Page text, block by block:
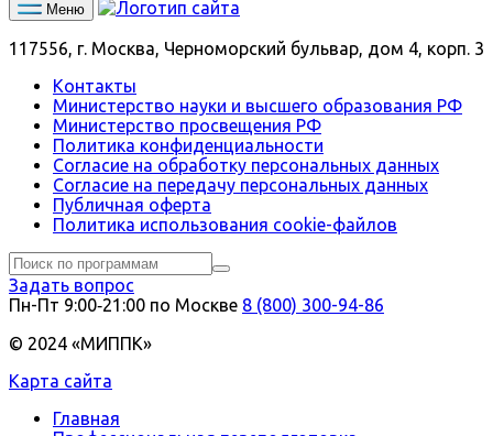
Меню
117556, г. Москва, Черноморский бульвар, дом 4, корп. 3
Контакты
Министерство науки и высшего образования РФ
Министерство просвещения РФ
Политика конфиденциальности
Согласие на обработку персональных данных
Согласие на передачу персональных данных
Публичная оферта
Политика использования сookie-файлов
Задать вопрос
Пн-Пт 9:00‑21:00 по Москве 8 (800) 300-94-86
© 2024 «МИППК»
Карта сайта
Главная